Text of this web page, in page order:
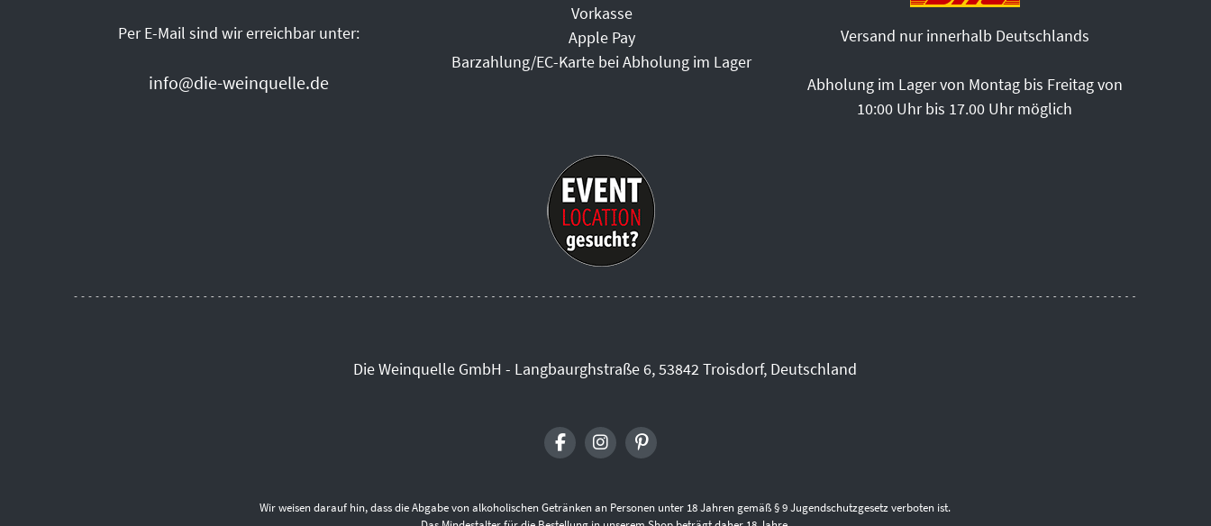
Per E-Mail sind wir erreichbar unter:
info@die-weinquelle.de
Vorkasse
Apple Pay
Barzahlung/EC-Karte bei Abholung im Lager
Versand nur innerhalb Deutschlands
Abholung im Lager von Montag bis Freitag von
10:00 Uhr bis 17.00 Uhr möglich
Die Weinquelle GmbH - Langbaurghstraße 6, 53842 Troisdorf, Deutschland
Wir weisen darauf hin, dass die Abgabe von alkoholischen Getränken an Personen unter 18 Jahren gemäß § 9 Jugendschutzgesetz verboten ist.